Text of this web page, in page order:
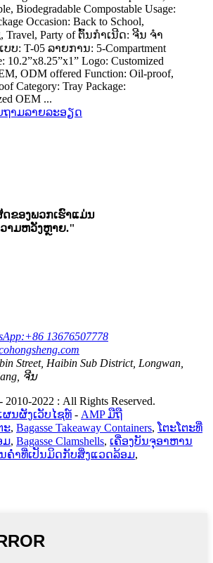
Biodegradable Compostable Usage:
Occasion: Back to School,
Travel, Party of ຕົ້ນກໍາເນີດ: ຈີນ ຈໍາ
ບ: T-05 ລາຍການ: 5-Compartment
10.2”x8.25”x1” Logo: Customized
ODM offered Function: Oil-proof,
Category: Tray Package:
OEM ...
ຖາມລາຍລະອຽດ
ຂອງພວກເຮົາແມ່ນ
າມຫວັງຫຼາຍ."
+86 13676507778
Street, Haibin Sub District, Longwan,
ຈີນ
2022 : All Rights Reserved.
ຜນຜັງເວັບໄຊທ໌ - AMP ມືຖື
ະ, Bagasse Takeaway Containers, ໂຕະໂຕະທີ່
ມ, Bagasse Clamshells, ເຄື່ອງບັນຈຸອາຫານ
ຄ່ຳທີ່ເປັນມິດກັບສິ່ງແວດລ້ອມ,